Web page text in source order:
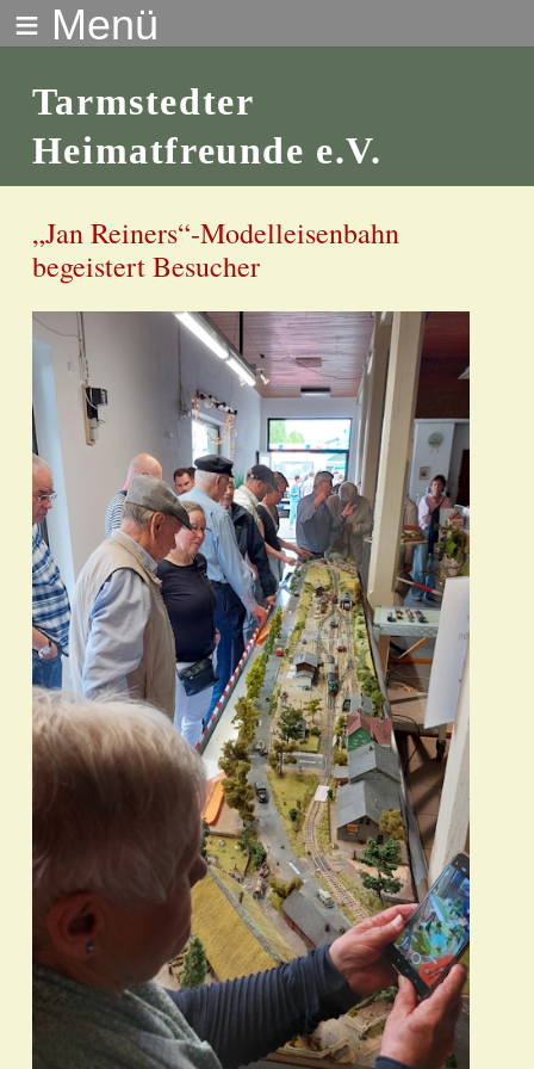
≡ Menü
Tarmstedter
Heimatfreunde e.V.
„Jan Reiners“-Modelleisenbahn
begeistert Besucher